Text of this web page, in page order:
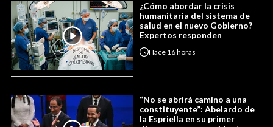
¿Cómo abordar la crisis
humanitaria del sistema de
salud en el nuevo Gobierno?
Expertos responden
Hace 16 horas
“No se abrirá camino a una
constituyente”: Abelardo de
la Espriella en su primer